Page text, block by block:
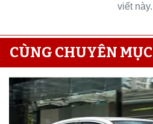
viết này.
CÙNG CHUYÊN MỤC